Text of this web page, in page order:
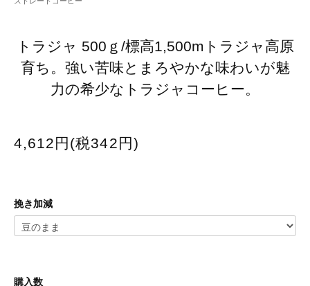
トラジャ 500ｇ/標高1,500mトラジャ高原
育ち。強い苦味とまろやかな味わいが魅
力の希少なトラジャコーヒー。
4,612円(税342円)
挽き加減
購入数